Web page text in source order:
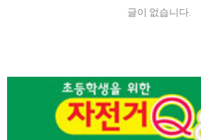
글이 없습니다.